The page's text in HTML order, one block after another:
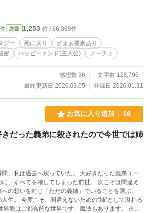
と思い始める。それから試しに念じてみると、次の
の家族達の元に飛ばされる。そこでは父と兄、そし
愛される義理の妹シンシアが楽しそうに話している
ことに。これまでずっと実の伯爵家の娘であるフレ
りも、男爵家出身の養女シンシアを可愛がってきた
分は一人寂しく死んだのに、そんなことは思いもせ
げな三人に胸が痛む。更に孤独に打ちひしがれて、
、有り得ないことが起こって… 全てを諦めた死
嬢の、人生やり直しの物語。自分を愛してくれない
させていただいております。ネタバレ指定はしてい
で、感想を読む時はお気を付け下さいませ。
恋愛 1,253 位 / 66,369件
ジー 死に戻り
ざまぁ要素あり
密 ハッピーエンド(主人公) ノーチェ
感想数 36
文字数 128,796
最終更新日 2026.03.05
登録日 2026.01.31
お気に入り追加 16
だった義弟に殺されたので今世では姉
、私は過去へ戻っていた。 大好きだった義弟ユー
、すべてを壊してしまった前世。 次こそは間違え
の想いを封じ「ただの義姉」でいることを選ぶ。
生。 今度こそ、間違えないための“姉”として溢れる